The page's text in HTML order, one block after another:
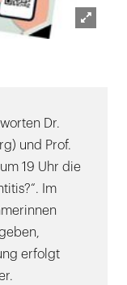
Dr.
und Prof.
19 Uhr die
Im
erfolgt